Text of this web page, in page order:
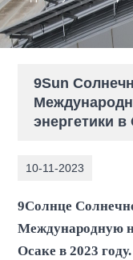
9Sun
энергетики в
10-11-2023
9Солнце
Международную
Осаке в 2023 году.